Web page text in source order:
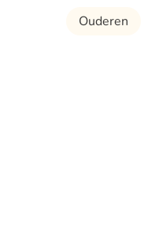
Ouderen